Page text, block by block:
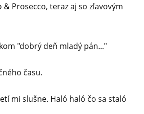
Prosecco, teraz aj so zľavovým
"dobrý deň mladý pán..."
času.
mi slušne. Haló haló čo sa staló